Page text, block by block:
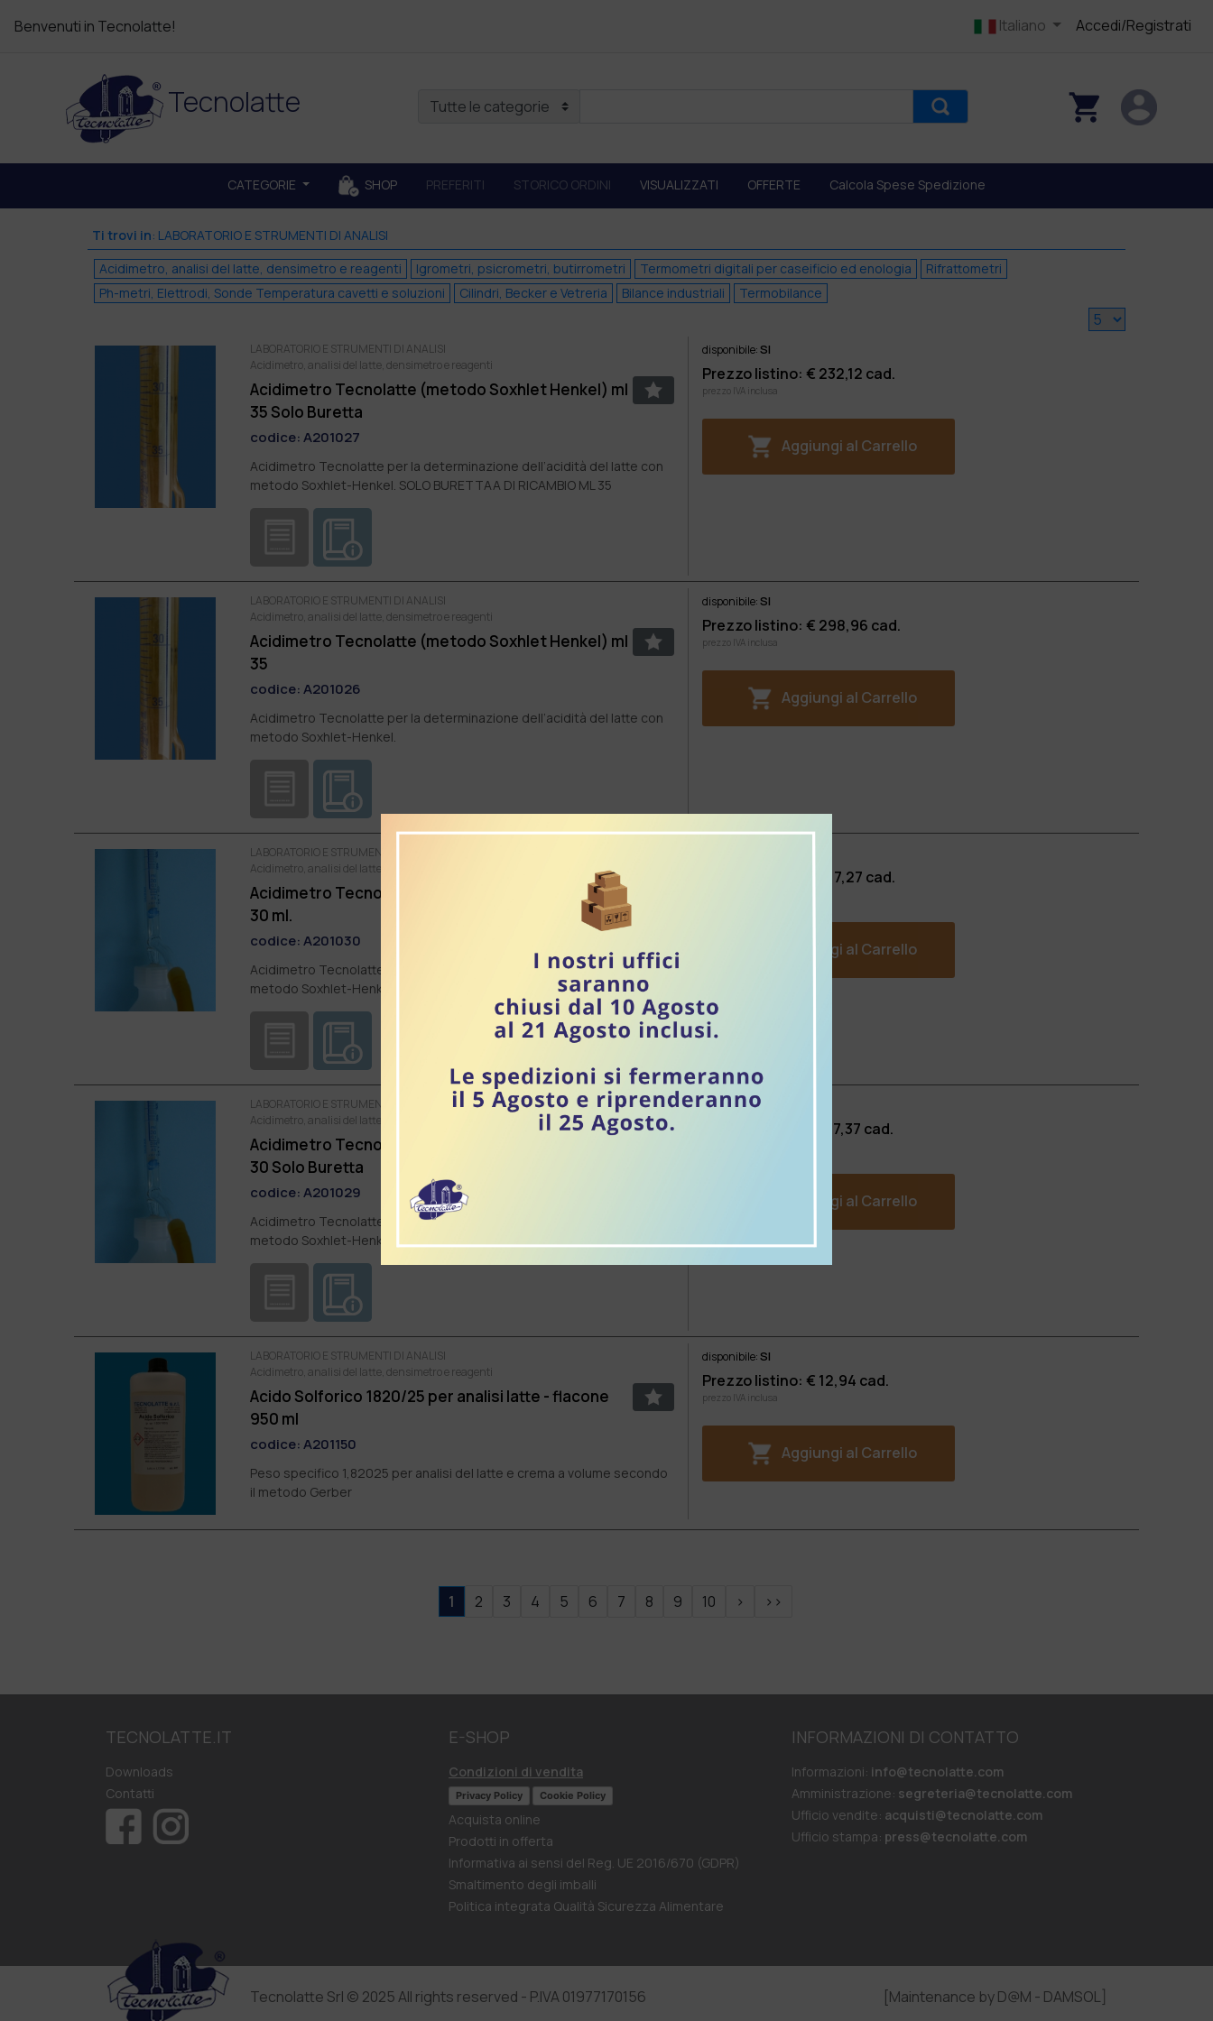
Benvenuti in Tecnolatte! Italiano Accedi/Registrati
Tecnolatte
CATEGORIE SHOP PREFERITI STORICO ORDINI VISUALIZZATI OFFERTE Calcola Spese Spedizione
Ti trovi in: LABORATORIO E STRUMENTI DI ANALISI
Acidimetro, analisi del latte, densimetro e reagenti
Igrometri, psicrometri, butirrometri Termometri digitali per caseificio ed enologia
Rifrattometri
Ph-metri, Elettrodi, Sonde Temperatura cavetti e soluzioni
Cilindri, Becker e Vetreria Bilance industriali Termobilance
LABORATORIO E STRUMENTI DI ANALISI
Acidimetro, analisi del latte, densimetro e reagenti
Acidimetro Tecnolatte (metodo Soxhlet Henkel) ml
35 Solo Buretta
codice:A201027
Acidimetro Tecnolatte per la determinazione dell’acidità del latte con
metodo Soxhlet-Henkel. SOLO BURETTAA DI RICAMBIO ML 35
disponibile:SI
Prezzo listino: € 232,12 cad.
prezzo IVA inclusa
Aggiungi al Carrello
LABORATORIO E STRUMENTI DI ANALISI
Acidimetro, analisi del latte, densimetro e reagenti
Acidimetro Tecnolatte (metodo Soxhlet Henkel) ml
35
codice:A201026
Acidimetro Tecnolatte per la determinazione dell’acidità del latte con
metodo Soxhlet-Henkel.
disponibile:SI
Prezzo listino: € 298,96 cad.
prezzo IVA inclusa
Aggiungi al Carrello
LABORATORIO E STRUMENTI DI ANALISI
Acidimetro, analisi del latte, densimetro e reagenti
Acidimetro Tecnolatte (metodo Soxhlet-Henkel)
30 ml.
codice:A201030
Acidimetro Tecnolatte per la determinazione dell’acidità del latte con
metodo Soxhlet-Henkel.
217,27 cad.
Aggiungi al Carrello
LABORATORIO E STRUMENTI DI ANALISI
Acidimetro, analisi del latte, densimetro e reagenti
Acidimetro Tecnolatte (metodo Soxhlet-Henkel) ml
30 Solo Buretta
codice:A201029
Acidimetro Tecnolatte per la determinazione dell’acidità del latte con
metodo Soxhlet-Henkel. SOLO BURETTA DI RICAMBIO ML 30
disponibile:SI
157,37 cad.
Aggiungi al Carrello
LABORATORIO E STRUMENTI DI ANALISI
Acidimetro, analisi del latte, densimetro e reagenti
Acido Solforico 1820/25 per analisi latte - flacone
950 ml
codice:A201150
Peso specifico 1,82025 per analisi del latte e crema a volume secondo
il metodo Gerber
disponibile:SI
Prezzo listino: € 12,94 cad.
prezzo IVA inclusa
Aggiungi al Carrello
1 2 3 4 5 6 7 8 9 10 > >>
TECNOLATTE.IT
Downloads
Contatti
E-SHOP
Condizioni di vendita
Privacy Policy Cookie Policy
Acquista online
Prodotti in offerta
Informativa ai sensi del Reg. UE 2016/670 (GDPR)
Smaltimento degli imballi
Politica integrata Qualità Sicurezza Alimentare
INFORMAZIONI DI CONTATTO
Informazioni: info@tecnolatte.com
Amministrazione: segreteria@tecnolatte.com
Ufficio vendite: acquisti@tecnolatte.com
Ufficio stampa: press@tecnolatte.com
Tecnolatte Srl © 2025 All rights reserved - P.IVA 01977170156 [Maintenance by D@M - DAMSOL]